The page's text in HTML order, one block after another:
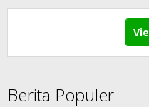
Berita Populer